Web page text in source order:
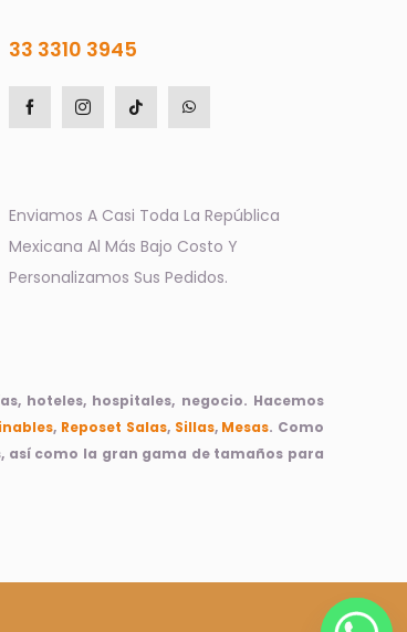
33 3310 3945
Enviamos A Casi Toda La República
Mexicana Al Más Bajo Costo Y
Personalizamos Sus Pedidos.
hoteles, hospitales, negocio. Hacemos
, Reposet Salas, Sillas, Mesas. Como
así como la gran gama de tamaños para